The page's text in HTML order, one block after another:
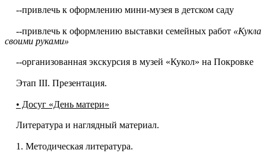
--привлечь к оформлению мини-музея в детском саду
--привлечь к оформлению выставки семейных работ «Кукла
своими руками»
--организованная экскурсия в музей «Кукол» на Покровке
Этап III. Презентация.
• Досуг «День матери»
Литература и наглядный материал.
1. Методическая литература.